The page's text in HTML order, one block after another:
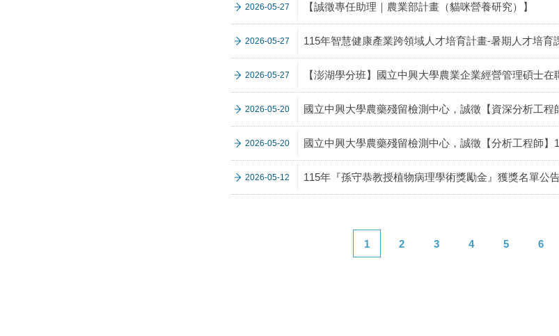
2026-05-27 【誠徵專任助理｜農業部計畫（貓咪營養研究）】
2026-05-27 115年智慧健康產業跨領域人才培育計畫-暑期人才培育
2026-05-27 【澎湖學分班】國立中興大學農業企業經營管理碩士
2026-05-20 國立中興大學農藥殘留檢測中心，誠徵【資深分析工程
2026-05-20 國立中興大學農藥殘留檢測中心，誠徵【分析工程師】
2026-05-12 115年『孫守恭教授植物病理學術獎勵金』獲獎名單公
1 2 3 4 5 6